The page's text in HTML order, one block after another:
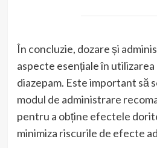
În concluzie, dozare și
aspecte esențiale în
diazepam. Este important să
modul de administrare
pentru a obține efectele
minimiza riscurile de efecte